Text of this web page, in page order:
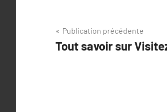
Navigation
de
Publication précédente
Tout savoir sur